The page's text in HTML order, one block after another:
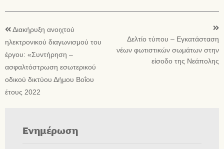
Διακήρυξη ανοιχτού
ηλεκτρονικού διαγωνισμού του
έργου: «Συντήρηση –
ασφαλτόστρωση εσωτερικού
οδικού δικτύου Δήμου Βοΐου
έτους 2022
Δελτίο τύπου – Εγκατάσταση
νέων φωτιστικών σωμάτων στην
είσοδο της Νεάπολης
Ενημέρωση